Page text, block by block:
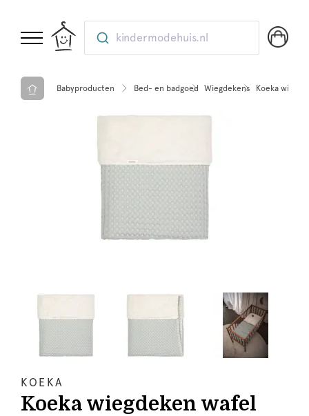
kindermodehuis.nl
Babyproducten Bed- en badgoed Wiegdekens Koeka
KOEKA
Koeka wiegdeken wafel